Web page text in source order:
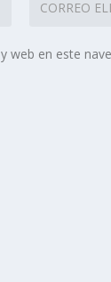
web en este